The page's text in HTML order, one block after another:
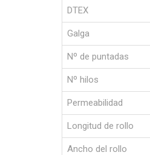
DTEX
Galga
Nº de puntadas
Nº hilos
Permeabilidad
Longitud de rollo
Ancho del rollo